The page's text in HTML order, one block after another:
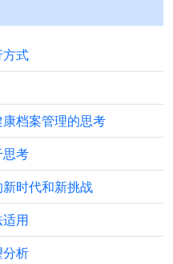
式
档案管理的思考
考
时代和新挑战
用
析